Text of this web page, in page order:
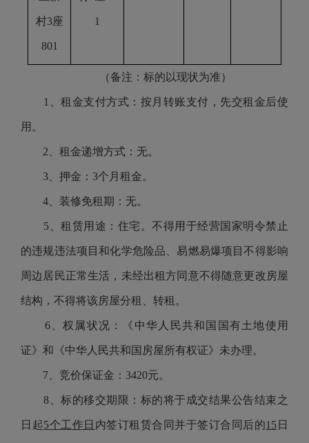
村3座
801
1
（备注：标的以现状为准）
1、租金支付方式：按月转账支付，先交租金后使
用。
2、租金递增方式：无。
3、押金：3个月租金。
4、装修免租期：无。
5、租赁用途：住宅。不得用于经营国家明令禁止
的违规违法项目和化学危险品、易燃易爆项目不得影响
周边居民正常生活，未经出租方同意不得随意更改房屋
结构，不得将该房屋分租、转租。
6、权属状况：《中华人民共和国国有土地使用
证》和《中华人民共和国房屋所有权证》未办理。
7、竞价保证金：3420元。
8、标的移交期限：标的将于成交结果公告结束之
日起5个工作日 内签订租赁合同并于签订合同后的15 日